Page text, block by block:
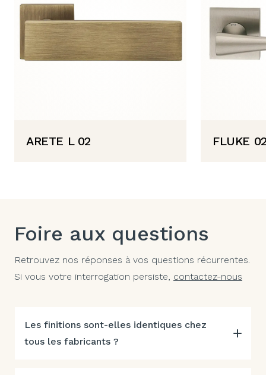
ARETE L 02 FLUKE
Foire aux questions
Retrouvez nos réponses à vos questions récurrentes.
Si vous votre interrogation persiste, contactez-nous
Les finitions sont-elles identiques chez
tous les fabricants ?